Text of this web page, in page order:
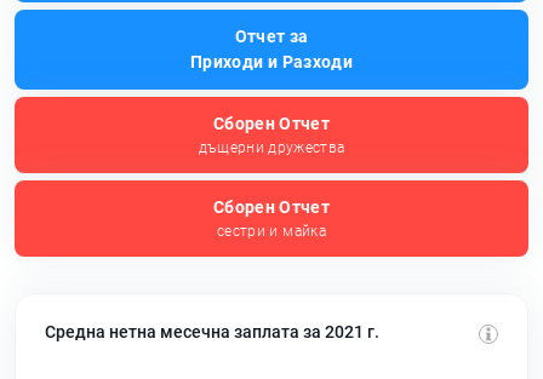
Отчет за
Приходи и Разходи
Сборен Отчет
дъщерни дружества
Сборен Отчет
сестри и майка
Средна нетна месечна заплата за 2021 г.